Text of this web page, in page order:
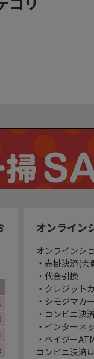
オンライン
オンラインシ
・売掛決済(
・代金引換
・クレジット
・シモジマカ
・コンビニ決
・インターネ
・ペイジー
コンビニ決済